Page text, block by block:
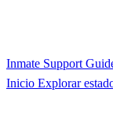
Inmate Support
Inicio Explorar